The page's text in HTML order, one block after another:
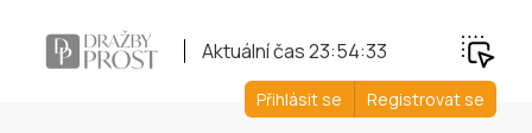
Aktuální čas23:54:34
Přihlásit se Registrovat se